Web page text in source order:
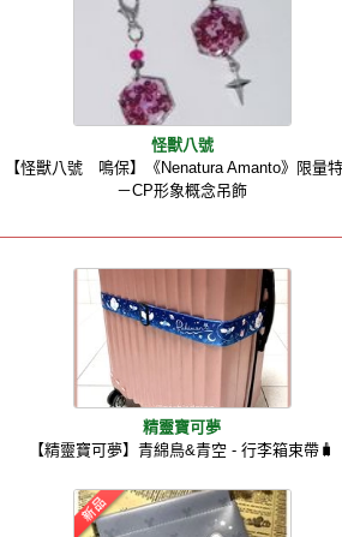
怪獸八號
【怪獸八號 鳴保】《Nenatura Amanto》限量
－CP形象概念吊飾
精靈寶可夢
【精靈寶可夢】青綿鳥&青空 - 行李箱束帶🧳